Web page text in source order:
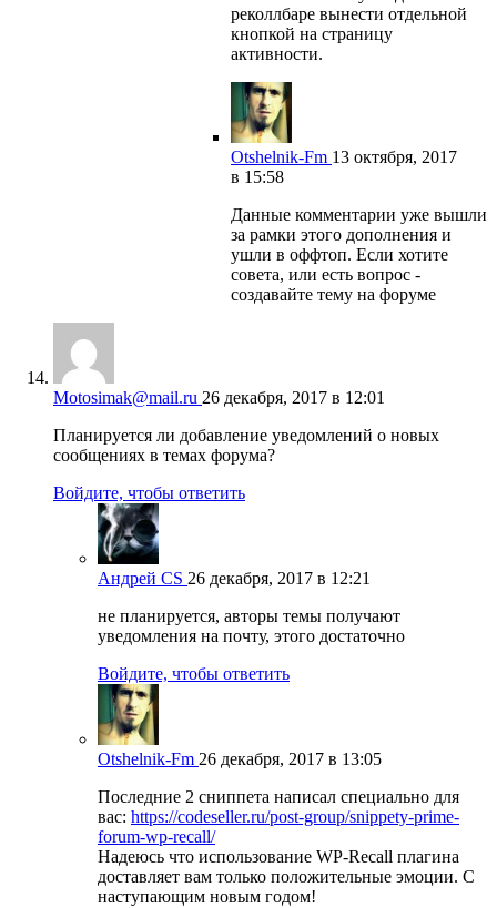
реколлбаре вынести отдельной
кнопкой на страницу
активности.
Otshelnik-Fm 13 октября, 2017
в 15:58
Данные комментарии уже вышли
за рамки этого дополнения и
ушли в оффтоп. Если хотите
совета, или есть вопрос -
создавайте тему на форуме
Motosimak@mail.ru 26 декабря, 2017 в 12:01
Планируется ли добавление уведомлений о новых
сообщениях в темах форума?
Войдите, чтобы ответить
Андрей CS 26 декабря, 2017 в 12:21
не планируется, авторы темы получают
уведомления на почту, этого достаточно
Войдите, чтобы ответить
Otshelnik-Fm 26 декабря, 2017 в 13:05
Последние 2 сниппета написал специально для
вас: https://codeseller.ru/post-group/snippety-prime-
forum-wp-recall/
Надеюсь что использование WP-Recall плагина
доставляет вам только положительные эмоции. С
наступающим новым годом!